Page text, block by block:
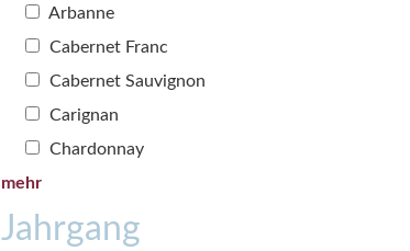
Arbanne
Cabernet Franc
Cabernet Sauvignon
Carignan
Chardonnay
mehr
Jahrgang